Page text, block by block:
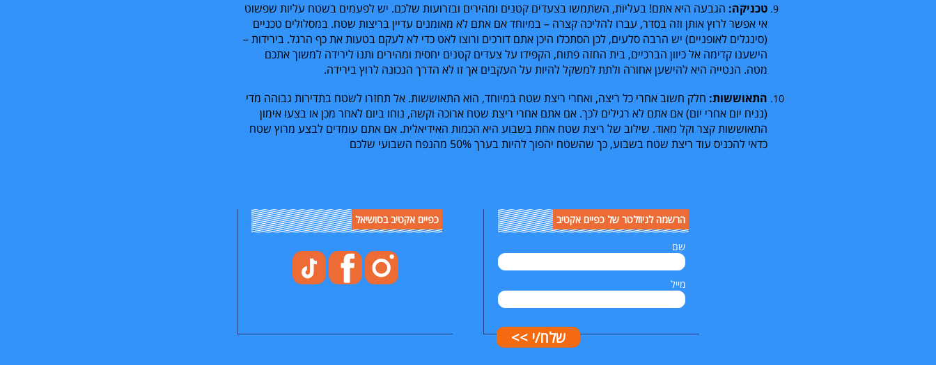
טכניקה: הגבעה היא אתם! בעליות, השתמשו בצעדים קטנים ומהירים ובזרועות שלכם. יש לפעמים בשטח עליות שפשוט
אי אפשר לרוץ אותן וזה בסדר, עברו להליכה קצרה – במיוחד אם אתם לא מאומנים עדיין בריצות שטח. במסלולים טכניים
(סינגלים לאופניים) יש הרבה סלעים, לכן הסתכלו היכן אתם דורכים ורוצו לאט כדי לא לעקם בטעות את כף הרגל. בירידות –
הישענו קדימה אל כיוון הברכיים, בית החזה פתוח, הקפידו על צעדים קטנים יחסית ומהירים ותנו לירידה למשוך אתכם
מטה. הנטייה היא להישען אחורה ולתת למשקל להיות על העקבים אך זו לא הדרך הנכונה לרוץ בירידה.
התאוששות: חלק חשוב אחרי כל ריצה, ואחרי ריצת שטח במיוחד, הוא התאוששות. אל תחזרו לשטח בתדירות גבוהה מדי
(נניח יום אחרי יום) אם אתם לא רגילים לכך. אם אתם אחרי ריצת שטח ארוכה וקשה, נוחו ביום לאחר מכן או בצעו אימון
התאוששות קצר וקל מאוד. שילוב של ריצת שטח אחת בשבוע היא הכמות האידיאלית. אם אתם עומדים לבצע מרוץ שטח
כדאי להכניס עוד ריצת שטח בשבוע, כך שהשטח יהפוך להיות בערך50% מהנפח השבועי שלכם
הרשמה לניוזלטר של כפיים אקטיב
שם
מייל
שלח/י >>
כפיים אקטיב בסושיאל